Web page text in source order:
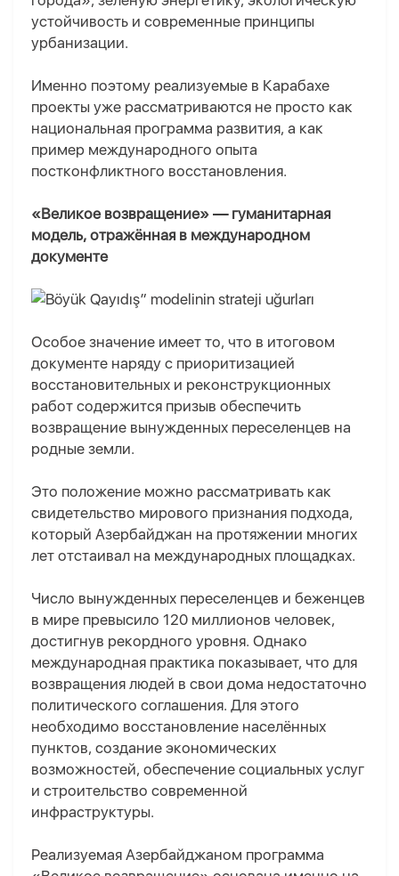
устойчивость и современные принципы
урбанизации.
Именно поэтому реализуемые в Карабахе
проекты уже рассматриваются не просто как
национальная программа развития, а как
пример международного опыта
постконфликтного восстановления.
«Великое возвращение» — гуманитарная
модель, отражённая в международном
документе
Особое значение имеет то, что в итоговом
документе наряду с приоритизацией
восстановительных и реконструкционных
работ содержится призыв обеспечить
возвращение вынужденных переселенцев на
родные земли.
Это положение можно рассматривать как
свидетельство мирового признания подхода,
который Азербайджан на протяжении многих
лет отстаивал на международных площадках.
Число вынужденных переселенцев и беженцев
в мире превысило 120 миллионов человек,
достигнув рекордного уровня. Однако
международная практика показывает, что для
возвращения людей в свои дома недостаточно
политического соглашения. Для этого
необходимо восстановление населённых
пунктов, создание экономических
возможностей, обеспечение социальных услуг
и строительство современной
инфраструктуры.
Реализуемая Азербайджаном программа